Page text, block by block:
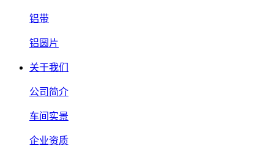
铝带
铝圆片
关于我们
公司简介
车间实景
企业资质